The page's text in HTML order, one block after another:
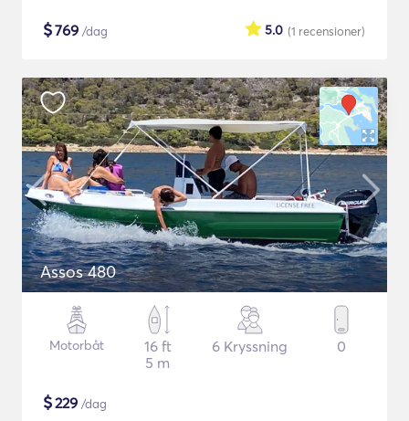
$769 /dag (1 recensioner)
5.0
Assos 480
Motorbåt
16 ft
5 m
6 Kryssning 0
$229 /dag